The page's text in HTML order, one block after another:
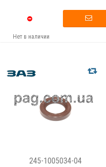
Нет в наличии
245-1005034-04